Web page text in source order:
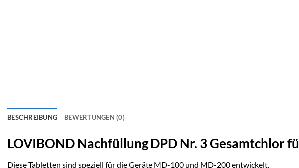
BESCHREIBUNG BEWERTUNGEN (0)
LOVIBOND Nachfüllung DPD Nr. 3 Gesamtchlor
Diese Tabletten sind speziell für die Geräte MD-100 und MD-200 entwickelt.